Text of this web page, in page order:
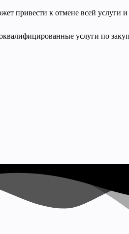
привести к отмене всей услуги
услуги по